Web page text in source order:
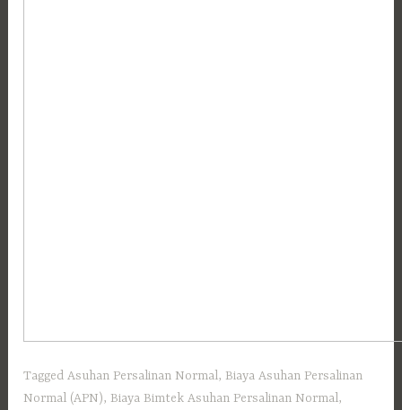
TaggedAsuhan Persalinan Normal, Biaya Asuhan Persalinan
Normal (APN), Biaya Bimtek Asuhan Persalinan Normal,